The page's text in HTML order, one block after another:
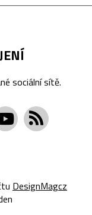
sociální sítě.
DesignMagcz